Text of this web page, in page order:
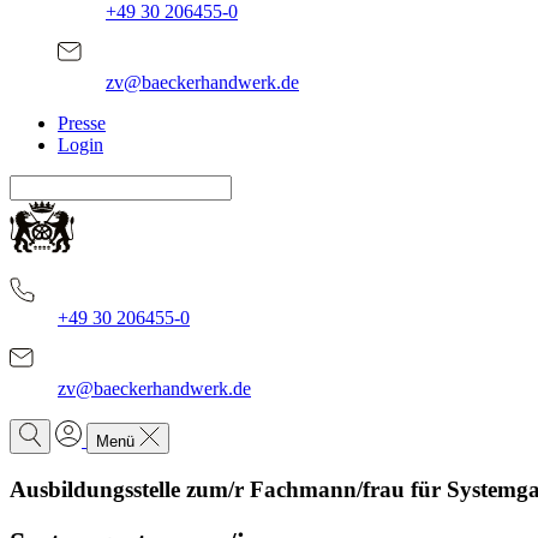
+49 30 206455-0
zv@baeckerhandwerk.de
Presse
Login
+49 30 206455-0
zv@baeckerhandwerk.de
Menü
Ausbildungsstelle zum/r Fachmann/frau für